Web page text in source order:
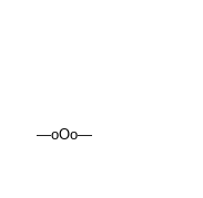
—oOo—